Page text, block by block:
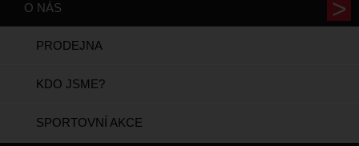
O NÁS
PRODEJNA
KDO JSME?
SPORTOVNÍ AKCE